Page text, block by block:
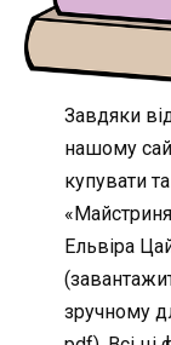
Завдяки
нашому
купувати
Ельвіра
зручному